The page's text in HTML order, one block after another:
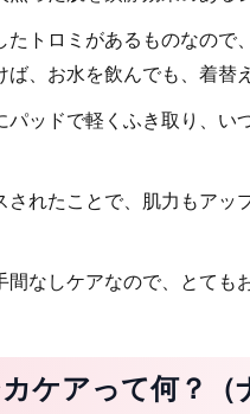
たトロミがあるものなので
、お水を飲んでも、着替
パッドで軽くふき取り、い
れたことで、肌力もアッ
なしケアなので、とても
ケアって何？